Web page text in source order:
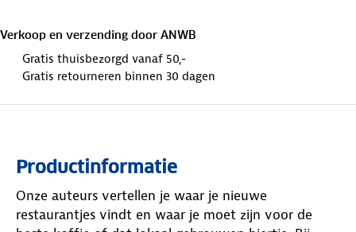
Verkoop en verzending door ANWB
Gratis thuisbezorgd vanaf 50,-
Gratis retourneren binnen 30 dagen
Productinformatie
Onze auteurs vertellen je waar je nieuwe
restaurantjes vindt en waar je moet zijn voor de